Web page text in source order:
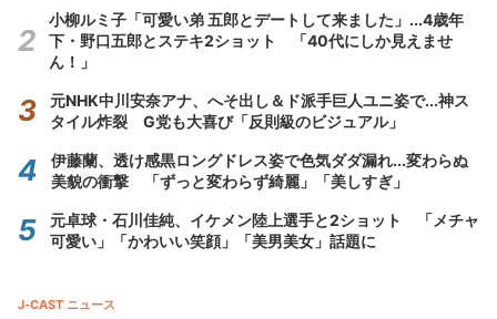
小柳ルミ子「可愛い弟 五郎とデートして来ました」...4歳年
下・野口五郎とステキ2ショット 「40代にしか見えませ
ん！」
元NHK中川安奈アナ、へそ出し＆ド派手巨人ユニ姿で...神ス
タイル炸裂 G党も大喜び「反則級のビジュアル」
伊藤蘭、透け感黒ロングドレス姿で色気ダダ漏れ...変わらぬ
美貌の衝撃 「ずっと変わらず綺麗」「美しすぎ」
元卓球・石川佳純、イケメン陸上選手と2ショット 「メチャ
可愛い」「かわいい笑顔」「美男美女」話題に
J-CAST ニュース